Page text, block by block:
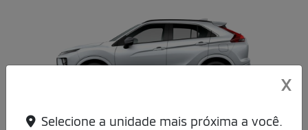
X
Selecione a unidade mais próxima a você.